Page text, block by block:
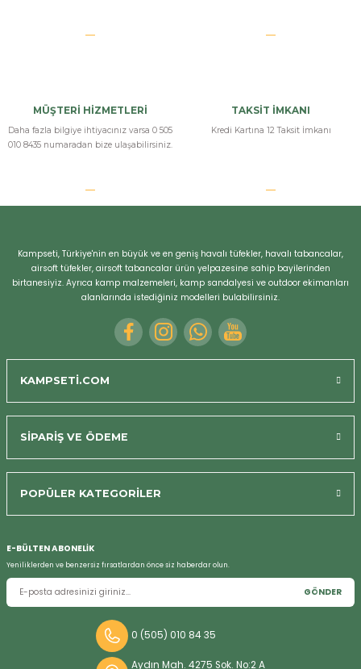
MÜŞTERİ HİZMETLERİ
Daha fazla bilgiye ihtiyacınız varsa 0 505
010 8435 numaradan bize ulaşabilirsiniz.
TAKSİT İMKANI
Kredi Kartına 12 Taksit İmkanı
Kampseti, Türkiye'nin en büyük ve en geniş havalı tüfekler, havalı tabancalar,
airsoft tüfekler, airsoft tabancalar ürün yelpazesine sahip bayilerinden
birtanesiyiz. Ayrıca kamp malzemeleri, kamp sandalyesi ve outdoor ekimanları
alanlarında istediğiniz modelleri bulabilirsiniz.
KAMPSETİ.COM
SİPARİŞ VE ÖDEME
POPÜLER KATEGORİLER
E-BÜLTEN ABONELİK
Yeniliklerden ve benzersiz fırsatlardan önce siz haberdar olun.
GÖNDER
0 (505) 010 84 35
Aydın Mah. 4275 Sok. No:2 A